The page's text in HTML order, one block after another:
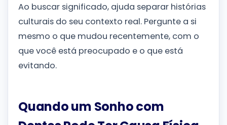
Ao buscar significado, ajuda separar histórias
culturais do seu contexto real. Pergunte a si
mesmo o que mudou recentemente, com o
que você está preocupado e o que está
evitando.
Quando um Sonho com